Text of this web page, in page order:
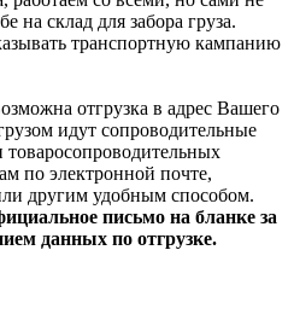
на склад для забора груза.
транспортную кампанию
отгрузка в адрес Вашего
идут сопроводительные
по электронной почте,
другим удобным способом.
письмо на бланке за
данных по отгрузке.